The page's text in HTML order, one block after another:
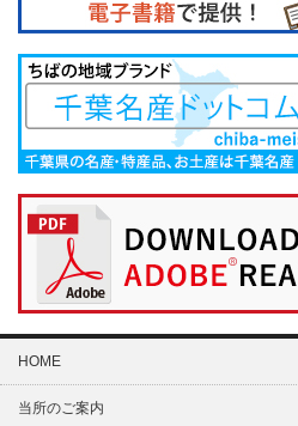
HOME
当所のご案内